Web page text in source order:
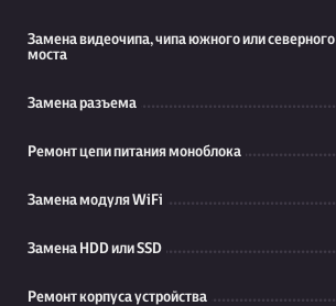
Замена видеочипа, чипа южного или северного
моста
Замена разъема
Ремонт цепи питания моноблока
Замена модуля WiFi
Замена HDD или SSD
Ремонт корпуса устройства